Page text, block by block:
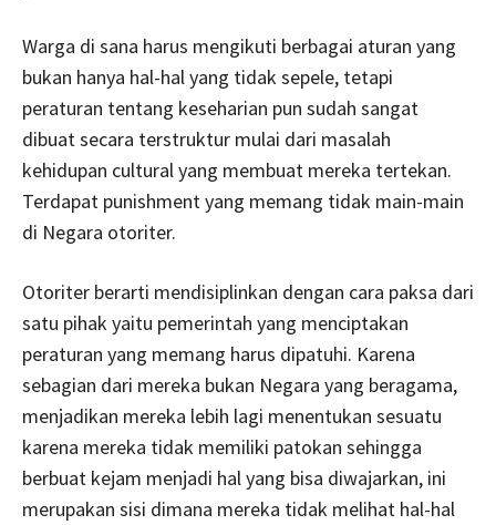
Warga di sana harus mengikuti berbagai aturan yang
bukan hanya hal-hal yang tidak sepele, tetapi
peraturan tentang keseharian pun sudah sangat
dibuat secara terstruktur mulai dari masalah
kehidupan cultural yang membuat mereka tertekan.
Terdapat punishment yang memang tidak main-main
di Negara otoriter.
Otoriter berarti mendisiplinkan dengan cara paksa dari
satu pihak yaitu pemerintah yang menciptakan
peraturan yang memang harus dipatuhi. Karena
sebagian dari mereka bukan Negara yang beragama,
menjadikan mereka lebih lagi menentukan sesuatu
karena mereka tidak memiliki patokan sehingga
berbuat kejam menjadi hal yang bisa diwajarkan, ini
merupakan sisi dimana mereka tidak melihat hal-hal